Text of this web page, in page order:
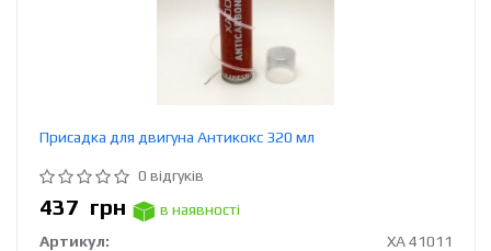
Присадка для двигуна Антикокс 320 мл
0 відгуків
437 грн
в наявності
Артикул:
XA 41011